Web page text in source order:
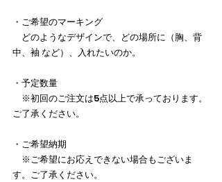
・ご希望のマーキング
どのようなデザインで、どの場所に（胸、背
中、袖 など）、入れたいのか。
・予定数量
※初回のご注文は5点以上で承っております。
ご了承ください。
・ご希望納期
※ご希望にお応えできない場合もございま
す。ご了承ください。